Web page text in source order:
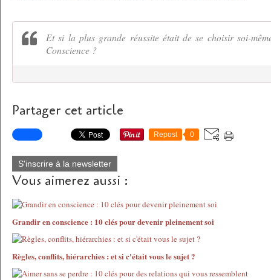
Et si la plus grande réussite était de se choisir soi-
Conscience ?
Partager cet article
Repost 0
S'inscrire à la newsletter
Vous aimerez aussi :
Grandir en conscience : 10 clés pour devenir pleinement soi
Règles, conflits, hiérarchies : et si c'était vous le sujet ?